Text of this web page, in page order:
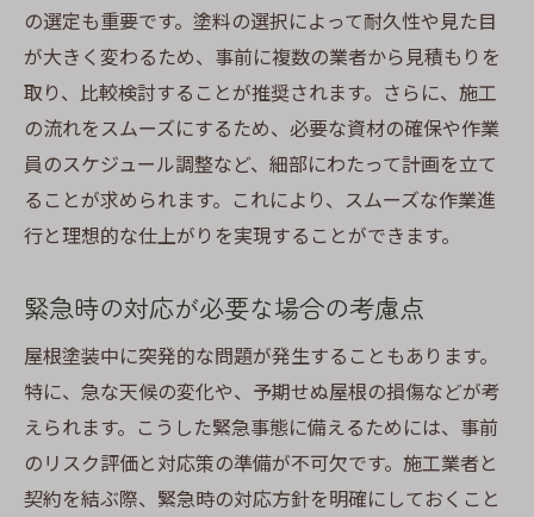
の選定も重要です。塗料の選択によって耐久性や見た目
が大きく変わるため、事前に複数の業者から見積もりを
取り、比較検討することが推奨されます。さらに、施工
の流れをスムーズにするため、必要な資材の確保や作業
員のスケジュール調整など、細部にわたって計画を立て
ることが求められます。これにより、スムーズな作業進
行と理想的な仕上がりを実現することができます。
緊急時の対応が必要な場合の考慮点
屋根塗装中に突発的な問題が発生することもあります。
特に、急な天候の変化や、予期せぬ屋根の損傷などが考
えられます。こうした緊急事態に備えるためには、事前
のリスク評価と対応策の準備が不可欠です。施工業者と
契約を結ぶ際、緊急時の対応方針を明確にしておくこと